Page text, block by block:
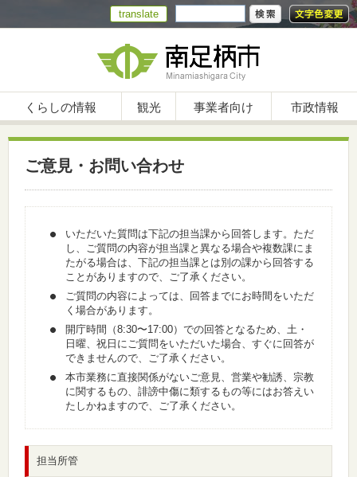
translate
くらしの情報 観光 事業者向け 市政情報
ご意見・お問い合わせ
いただいた質問は下記の担当課から回答します。ただ
し、ご質問の内容が担当課と異なる場合や複数課にま
たがる場合は、下記の担当課とは別の課から回答する
ことがありますので、ご了承ください。
ご質問の内容によっては、回答までにお時間をいただ
く場合があります。
開庁時間（8:30〜17:00）での回答となるため、土・
日曜、祝日にご質問をいただいた場合、すぐに回答が
できませんので、ご了承ください。
本市業務に直接関係がないご意見、営業や勧誘、宗教
に関するもの、誹謗中傷に類するもの等にはお答えい
たしかねますので、ご了承ください。
担当所管